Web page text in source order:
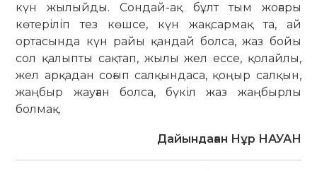
күн жылыйды. Сондай-ақ бұлт тым жоғары
көтеріліп тез көшсе, күн жақсармақ та, ай
ортасында күн райы қандай болса, жаз бойы
сол қалыпты сақтап, жылы жел ессе, қолайлы,
жел арқадан соғып салқындаса, қоңыр салқын,
жаңбыр жауған болса, бүкіл жаз жаңбырлы
болмақ.
Дайындаған Нұр НАУАН